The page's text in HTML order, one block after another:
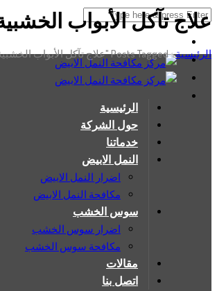
الرئيسية
حول الشركة
خدماتنا
النمل الابيض
اضرار النمل الابيض
مكافحة النمل الابيض
سوس الخشب
اضرار سوس الخشب
مكافحة سوس الخشب
مقالات
اتصل بنا
علاج تآكل الأبواب الخشبية
الرئيسية›Posts Tagged "علاج تآكل الأبواب الخشبية"